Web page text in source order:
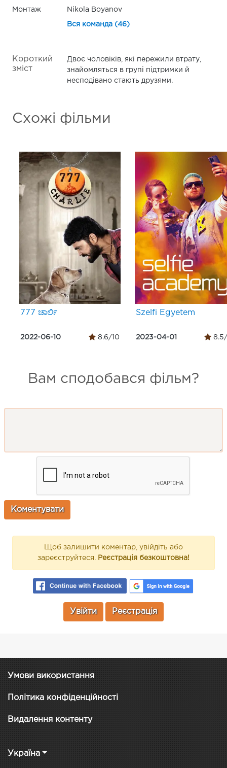
Монтаж Nikola Boyanov
Вся команда (46)
Короткий
зміст
Двоє чоловіків, які пережили втрату,
знайомляться в групі підтримки й
несподівано стають друзями.
Схожі фільми
777 ಚಾರ್ಲಿ
2022-06-10 8.6/10
Szelfi Egyetem
2023-04-01 8.5/
Вам сподобався фільм?
Щоб залишити коментар, увійдіть або
зареєструйтеся. Реєстрація безкоштовна!
Увійти Реєстрація
Умови використання
Політика конфіденційності
Видалення контенту
Україна